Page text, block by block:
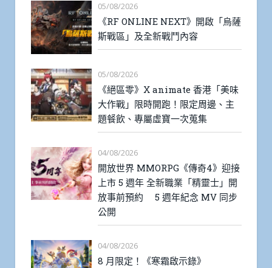
05/08/2026
《RF ONLINE NEXT》開啟「烏薩
斯戰區」及全新戰鬥內容
05/08/2026
《絕區零》X animate 香港「美味
大作戰」限時開跑！限定周邊、主
題餐飲、專屬虛寶一次蒐集
04/08/2026
開放世界 MMORPG《傳奇4》迎接
上市 5 週年 全新職業「精靈士」開
放事前預約 5 週年紀念 MV 同步
公開
04/08/2026
8 月限定！《寒霜啟示錄》